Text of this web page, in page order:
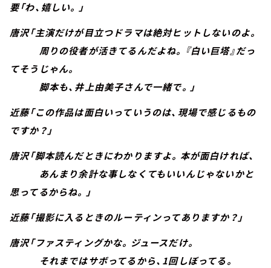
要「わ、嬉しい。」
唐沢「主演だけが目立つドラマは絶対ヒットしないのよ。
周りの役者が活きてるんだよね。『白い巨塔』だっ
てそうじゃん。
脚本も、井上由美子さんで一緒で。」
近藤「この作品は面白いっていうのは、現場で感じるもの
ですか？」
唐沢「脚本読んだときにわかりますよ。本が面白ければ、
あんまり余計な事しなくてもいいんじゃないかと
思ってるからね。」
近藤「撮影に入るときのルーティンってありますか？」
唐沢「ファスティングかな。ジュースだけ。
それまではサボってるから、1回しぼってる。